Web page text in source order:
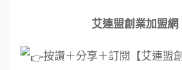
艾連盟創業加盟網
按讚＋分享＋訂閱【艾連盟